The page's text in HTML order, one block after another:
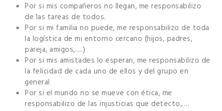
Por si mis compañeros no llegan, me responsabilizo
de las tareas de todos.
Por si mi familia no puede, me responsabilizo de toda
la logística de mi entorno cercano (hijos, padres,
pareja, amigos,….)
Por si mis amistades lo esperan, me responsabilizo de
la felicidad de cada uno de ellos y del grupo en
general
Por si el mundo no se mueve con ética, me
responsabilizo de las injusticias que detecto,….